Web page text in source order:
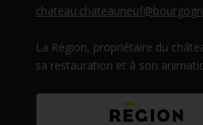
La Région, propriétaire du
sa restauration et à son